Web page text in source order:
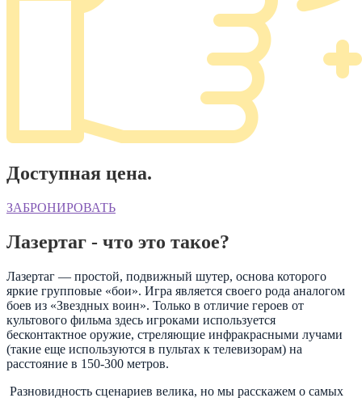
Доступная цена.
ЗАБРОНИРОВАТЬ
Лазертаг - что это такое?
Лазертаг — простой, подвижный шутер, основа которого
яркие групповые «бои». Игра является своего рода аналогом
боев из «Звездных воин». Только в отличие героев от
культового фильма здесь игроками используется
бесконтактное оружие, стреляющие инфракрасными лучами
(такие еще используются в пультах к телевизорам) на
расстояние в 150-300 метров.
Разновидность сценариев велика, но мы расскажем о самых